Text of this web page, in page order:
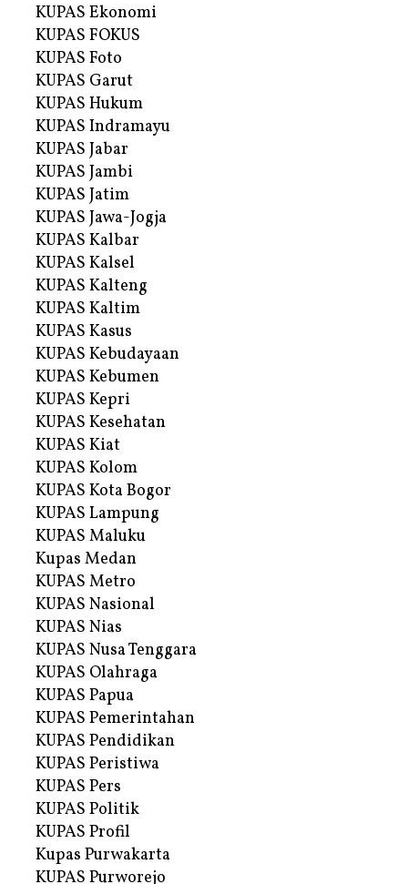
KUPAS Ekonomi
KUPAS FOKUS
KUPAS Foto
KUPAS Garut
KUPAS Hukum
KUPAS Indramayu
KUPAS Jabar
KUPAS Jambi
KUPAS Jatim
KUPAS Jawa-Jogja
KUPAS Kalbar
KUPAS Kalsel
KUPAS Kalteng
KUPAS Kaltim
KUPAS Kasus
KUPAS Kebudayaan
KUPAS Kebumen
KUPAS Kepri
KUPAS Kesehatan
KUPAS Kiat
KUPAS Kolom
KUPAS Kota Bogor
KUPAS Lampung
KUPAS Maluku
Kupas Medan
KUPAS Metro
KUPAS Nasional
KUPAS Nias
KUPAS Nusa Tenggara
KUPAS Olahraga
KUPAS Papua
KUPAS Pemerintahan
KUPAS Pendidikan
KUPAS Peristiwa
KUPAS Pers
KUPAS Politik
KUPAS Profil
Kupas Purwakarta
KUPAS Purworejo